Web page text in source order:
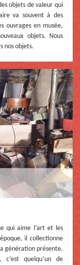
objets de valeur qui
va souvent à des
ouvrages en musée,
objets. Nous
nos objets.
qui aime l’art et les
il collectionne
génération présente.
quelqu’un de